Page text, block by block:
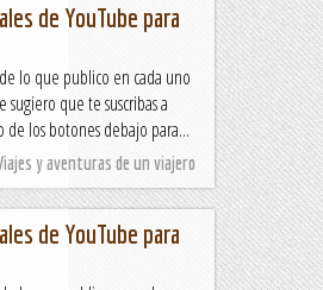
de YouTube para
lo que publico en cada uno
sugiero que te suscribas a
de los botones debajo para...
y aventuras de un viajero
de YouTube para